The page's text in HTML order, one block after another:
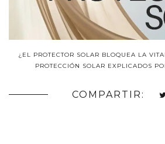
¿EL PROTECTOR SOLAR BLOQUEA LA
PROTECCIÓN SOLAR EXPLICADOS
COMPARTIR: